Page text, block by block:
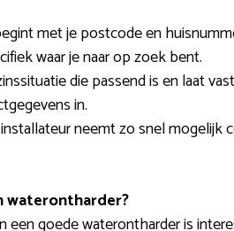
met je postcode en
waar je naar op zoek bent.
die passend is en laat
in.
neemt zo snel
waterontharder?
een goede waterontharder is